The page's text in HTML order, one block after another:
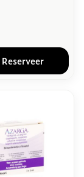
Reserveer